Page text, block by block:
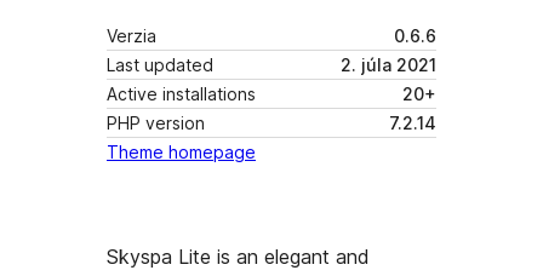
Verzia
0.6.6
Last updated
2. júla 2021
Active installations
20+
PHP version
7.2.14
Theme homepage
Skyspa Lite is an elegant and